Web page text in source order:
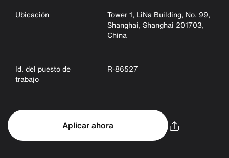
Ubicación
Tower 1, LiNa Building, No. 99,
Shanghai, Shanghai 201703,
China
Id. del puesto de
trabajo
R-86527
Aplicar ahora